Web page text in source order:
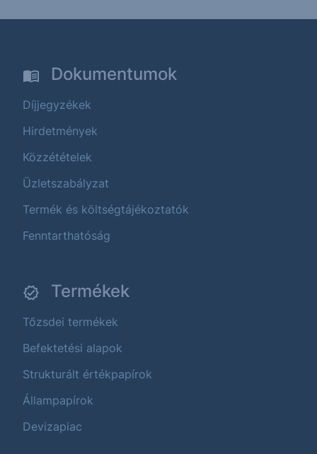
Dokumentumok
Díjjegyzékek
Hirdetmények
Közzétételek
Üzletszabályzat
Termék és költségtájékoztatók
Fenntarthatóság
Termékek
Tőzsdei termékek
Befektetési alapok
Strukturált értékpapírok
Állampapírok
Devizapiac